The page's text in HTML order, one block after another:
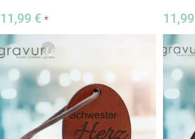
11,99 € * 11,99